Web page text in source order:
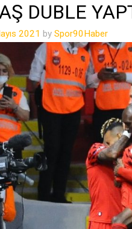
DUBLE
2021 by Spor90Haber